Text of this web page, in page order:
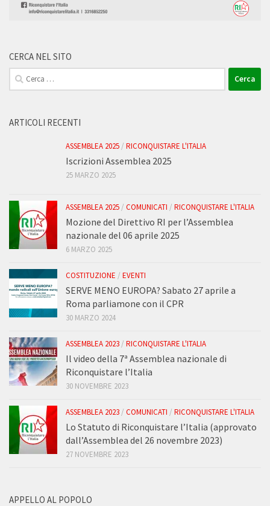
CERCA NEL SITO
Ricerca
per:
ARTICOLI RECENTI
ASSEMBLEA 2025 / RICONQUISTARE L'ITALIA
Iscrizioni Assemblea 2025
25 MARZO 2025
ASSEMBLEA 2025 / COMUNICATI / RICONQUISTARE L'ITALIA
Mozione del Direttivo RI per l’Assemblea
nazionale del 06 aprile 2025
6 MARZO 2025
COSTITUZIONE / EVENTI
SERVE MENO EUROPA? Sabato 27 aprile a
Roma parliamone con il CPR
30 MARZO 2024
ASSEMBLEA 2023 / RICONQUISTARE L'ITALIA
Il video della 7ª Assemblea nazionale di
Riconquistare l’Italia
30 NOVEMBRE 2023
ASSEMBLEA 2023 / COMUNICATI / RICONQUISTARE L'ITALIA
Lo Statuto di Riconquistare l’Italia (approvato
dall’Assemblea del 26 novembre 2023)
27 NOVEMBRE 2023
APPELLO AL POPOLO